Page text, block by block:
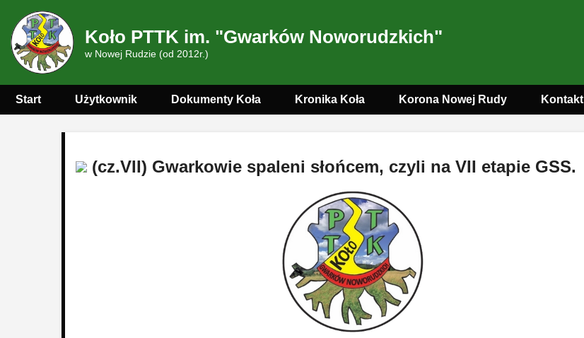
Koło PTTK im. "Gwarków Noworudzkich"
w Nowej Rudzie (od 2012r.)
Start Użytkownik Dokumenty Koła Kronika Koła Korona Nowej Rudy Kontakt
(cz.VII) Gwarkowie spaleni słońcem, czyli na VII etapie GSS.